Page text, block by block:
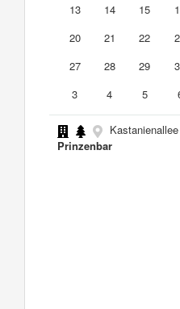
13
14 15
20
21 22
27
28 29
3
4 5
Prinzenbar